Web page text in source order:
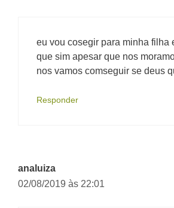
eu vou cosegir para minha filha
que sim apesar que nos
nos vamos comseguir se deus
Responder
analuiza
02/08/2019 às 22:01